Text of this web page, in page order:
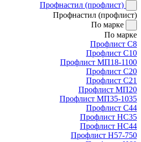
Профнастил (профлист)
Профнастил (профлист)
По марке
По марке
Профлист С8
Профлист С10
Профлист МП18-1100
Профлист С20
Профлист С21
Профлист МП20
Профлист МП35-1035
Профлист С44
Профлист НС35
Профлист НС44
Профлист Н57-750